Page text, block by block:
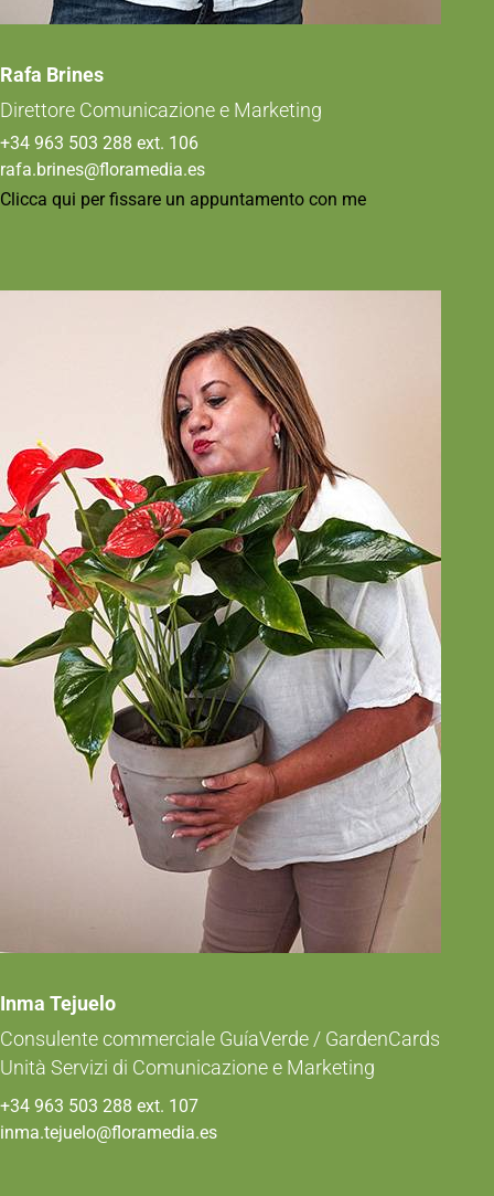
Rafa Brines
Direttore Comunicazione e Marketing
+34 963 503 288 ext. 106
rafa.brines@floramedia.es
Clicca qui per fissare un appuntamento con me
Inma Tejuelo
Consulente commerciale GuíaVerde / GardenCards
Unità Servizi di Comunicazione e Marketing
+34 963 503 288 ext. 107
inma.tejuelo@floramedia.es